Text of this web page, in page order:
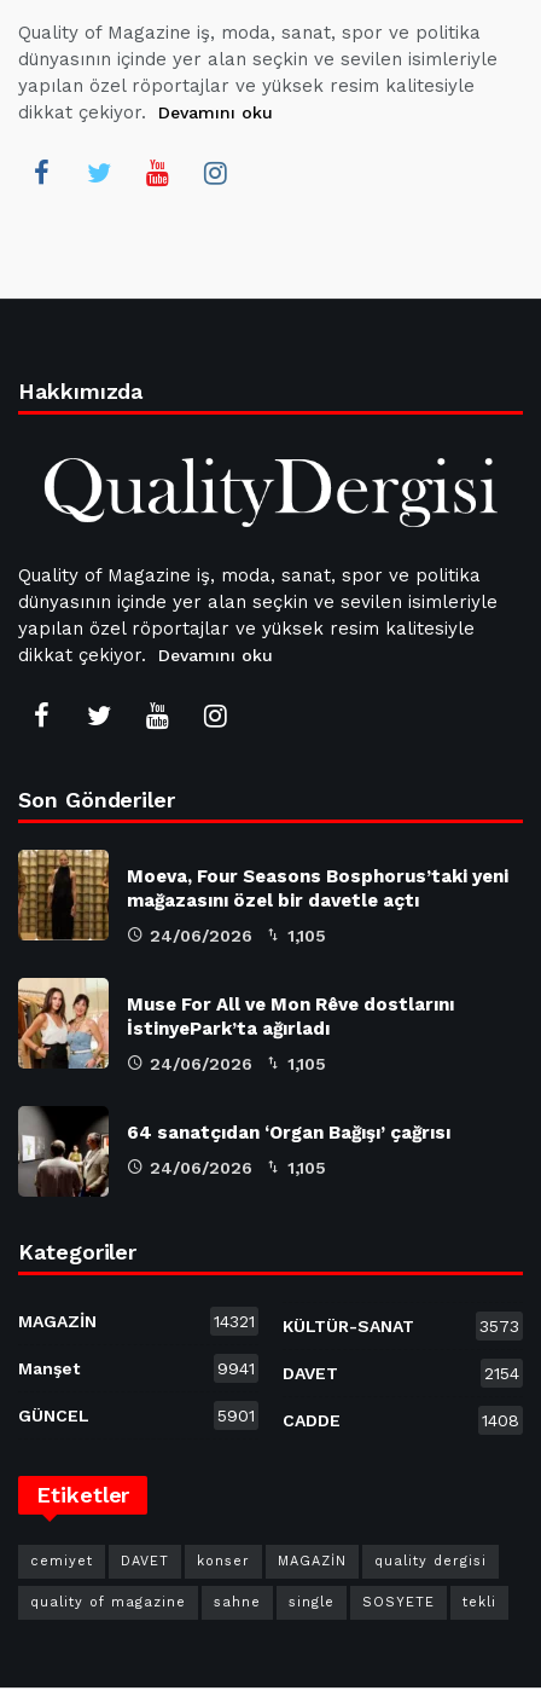
Quality of Magazine iş, moda, sanat, spor ve politika
dünyasının içinde yer alan seçkin ve sevilen isimleriyle
yapılan özel röportajlar ve yüksek resim kalitesiyle
dikkat çekiyor.
Devamını oku
Hakkımızda
Quality of Magazine iş, moda, sanat, spor ve politika
dünyasının içinde yer alan seçkin ve sevilen isimleriyle
yapılan özel röportajlar ve yüksek resim kalitesiyle
dikkat çekiyor.
Devamını oku
Son Gönderiler
Moeva, Four Seasons Bosphorus’taki yeni
mağazasını özel bir davetle açtı
24/06/2026 1,105
Muse For All ve Mon Rêve dostlarını
İstinyePark’ta ağırladı
24/06/2026 1,105
64 sanatçıdan ‘Organ Bağışı’ çağrısı
24/06/2026 1,105
Kategoriler
MAGAZİN 14321
Manşet 9941
GÜNCEL 5901
KÜLTÜR-SANAT 3573
DAVET 2154
CADDE 1408
Etiketler
cemiyet DAVET konser MAGAZİN quality dergisi
quality of magazine sahne single SOSYETE tekli